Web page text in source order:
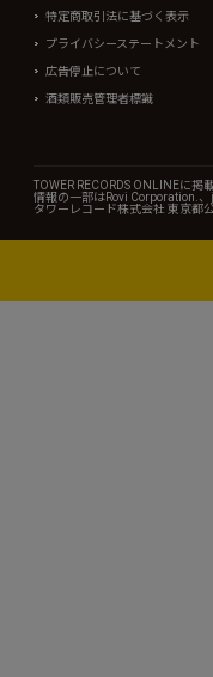
特定商取引法に基づく表示
プライバシーステートメント
広告停止について
酒類販売管理者標識
TOWER RECORDS ONLINEに
情報の一部はRovi Corporation.
タワーレコード株式会社 東京都